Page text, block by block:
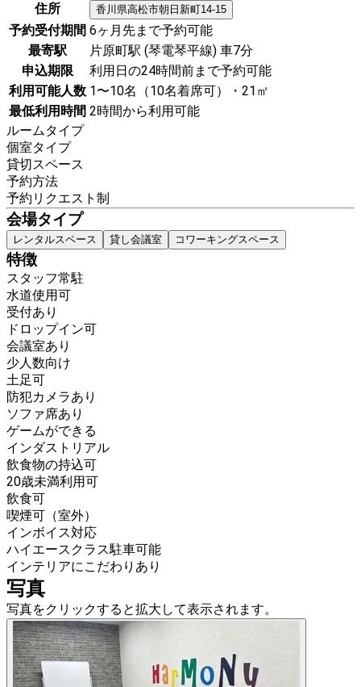
住所 香川県高松市朝日新町14-15
予約受付期間 6ヶ月先まで予約可能
最寄駅
片原町駅 (琴電琴平線) 車7分
申込期限
利用日の24時間前まで予約可能
利用可能人数 1〜10名（10名着席可）・21㎡
最低利用時間 2時間から利用可能
ルームタイプ
個室タイプ
貸切スペース
予約方法
予約リクエスト制
会場タイプ
レンタルスペース 貸し会議室 コワーキングスペース
特徴
スタッフ常駐
水道使用可
受付あり
ドロップイン可
会議室あり
少人数向け
土足可
防犯カメラあり
ソファ席あり
ゲームができる
インダストリアル
飲食物の持込可
20歳未満利用可
飲食可
喫煙可（室外）
インボイス対応
ハイエースクラス駐車可能
インテリアにこだわりあり
写真
写真をクリックすると拡大して表示されます。